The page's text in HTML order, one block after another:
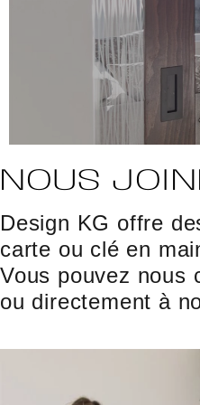
NOUS
Design KG offre
carte ou clé en
Vous pouvez nous
ou directement à